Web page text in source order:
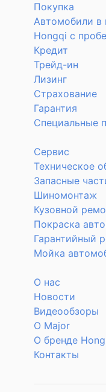
Покупка
Автомобили в
Hongqi с
Кредит
Трейд-ин
Лизинг
Страхование
Гарантия
Специальные
Сервис
Техническое
Запасные
Шиномонтаж
Кузовной
Покраска
Гарантийный
Мойка
О нас
Новости
Видеообзоры
О Major
О бренде
Контакты